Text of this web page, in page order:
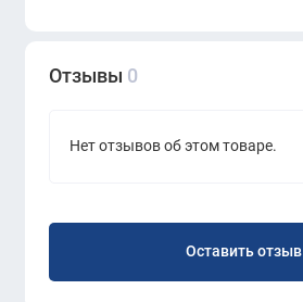
Отзывы 0
Нет отзывов об этом товаре.
Оставить отзыв